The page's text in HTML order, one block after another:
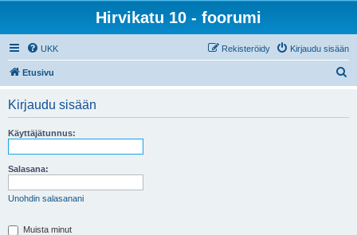
Hirvikatu 10 - foorumi
UKK Kirjaudu sisään
Rekisteröidy
Etusivu
Kirjaudu sisään
Käyttäjätunnus:
Salasana:
Unohdin salasanani
Muista minut